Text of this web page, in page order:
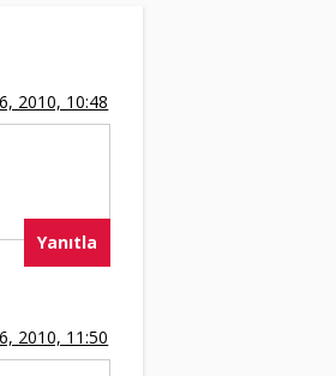
2010, 10:48
Yanıtla
2010, 11:50